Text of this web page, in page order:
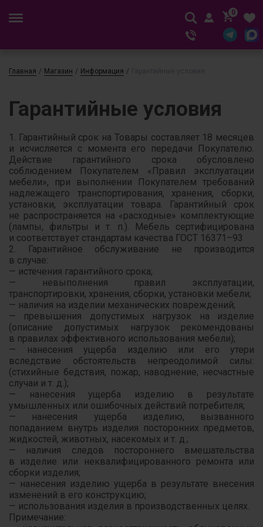
0
Главная / Магазин / Информация /
Гарантийные условия
1. Гарантийный срок на Товары составляет 18 месяцев
и исчисляется с момента его передачи Покупателю.
Действие гарантийного срока обусловлено
соблюдением Покупателем «Правил эксплуатации
мебели», при выполнении Покупателем требований
надлежащего транспортирования, хранения, сборки,
установки, эксплуатации товара. Гарантийный срок
не распространяется на «расходные» комплектующие
(лампы, фильтры и т. п.). Мебель сертифицирована
и соответствует стандартам качества ГОСТ 16371–93
2. Гарантийное обслуживание не производится
в случае:
— истечения гарантийного срока;
— невыполнения правил эксплуатации,
транспортировки, хранения, сборки, установки мебели;
— наличия на изделии механических повреждений;
— превышения допустимых нагрузок на изделие
(описание допустимых нагрузок рекомендованы
в правилах эффективного использования мебели);
— нанесения ущерба изделию или его утери
вследствие обстоятельств непреодолимой силы:
(стихийные бедствия, пожар, наводнение, несчастные
случаи и т. д.);
— нанесения ущерба изделию в результате
умышленных или ошибочных действий потребителя;
— нанесения ущерба изделию, вызванного
попаданием внутрь изделия посторонних предметов,
жидкостей, животных, насекомых и т. д.;
— наличия следов постороннего вмешательства
в изделие или неквалифицированного ремонта или
сборки изделия;
— нанесения изделию ущерба в результате внесения
изменений в его конструкцию;
— использования изделия в производственных целях.
Примечание: